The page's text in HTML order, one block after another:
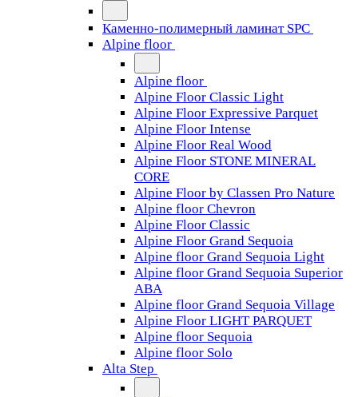
Каменно-полимерный ламинат SPC
Alpine floor
Alpine floor
Alpine Floor Classic Light
Alpine Floor Expressive Parquet
Alpine Floor Intense
Alpine Floor Real Wood
Alpine Floor STONE MINERAL
CORE
Alpine Floor by Classen Pro Nature
Alpine floor Chevron
Alpine Floor Classic
Alpine Floor Grand Sequoia
Alpine floor Grand Sequoia Light
Alpine floor Grand Sequoia Superior
ABA
Alpine floor Grand Sequoia Village
Alpine Floor LIGHT PARQUET
Alpine floor Sequoia
Alpine floor Solo
Alta Step